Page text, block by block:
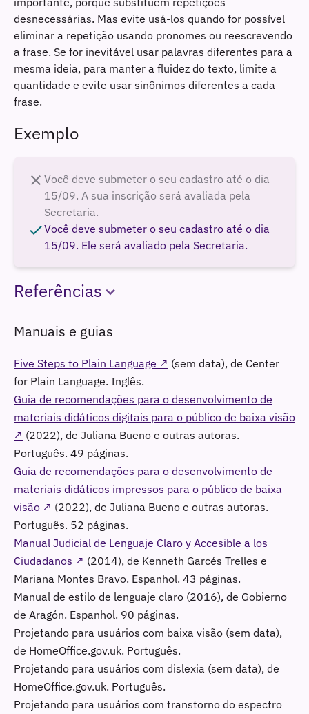
Use linguagem inclusiva
desnecessárias. Mas evite usá-los quando for possível
eliminar a repetição usando pronomes ou reescrevendo
a frase. Se for inevitável usar palavras diferentes para a
mesma ideia, para manter a fluidez do texto, limite a
quantidade e evite usar sinônimos diferentes a cada
frase.
Exemplo
close Você deve submeter o seu cadastro até o dia
15/09. A sua inscrição será avaliada pela
Secretaria.
checkVocê deve submeter o seu cadastro até o dia
15/09. Ele será avaliado pela Secretaria.
Referências
Manuais e guias
Five Steps to Plain Language ↗ (sem data), de Center
for Plain Language. Inglês.
Guia de recomendações para o desenvolvimento de
materiais didáticos digitais para o público de baixa visão
↗ (2022), de Juliana Bueno e outras autoras.
Português. 49 páginas.
Guia de recomendações para o desenvolvimento de
materiais didáticos impressos para o público de baixa
visão ↗ (2022), de Juliana Bueno e outras autoras.
Português. 52 páginas.
Manual Judicial de Lenguaje Claro y Accesible a los
Ciudadanos ↗ (2014), de Kenneth Garcés Trelles e
Mariana Montes Bravo. Espanhol. 43 páginas.
Manual de estilo de lenguaje claro (2016), de Gobierno
de Aragón. Espanhol. 90 páginas.
Projetando para usuários com baixa visão (sem data),
de HomeOffice.gov.uk. Português.
Projetando para usuários com dislexia (sem data), de
HomeOffice.gov.uk. Português.
Projetando para usuários com transtorno do espectro